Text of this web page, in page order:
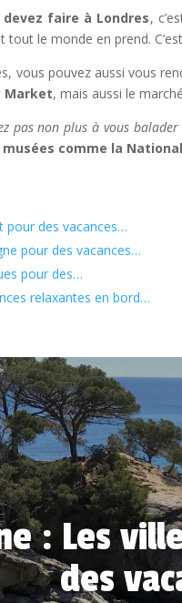
faire à Londres,
le monde en prend.
pouvez aussi vous
Market, mais aussi le
pas non plus à vous
musées comme la
pour des vacances…
pour des vacances…
pour des…
relaxantes en bord…
: Les
des